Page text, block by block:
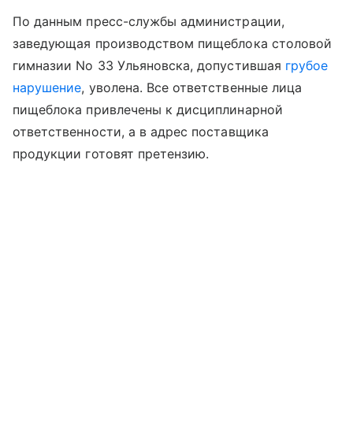
По данным пресс-службы администрации,
заведующая производством пищеблока столовой
гимназии No 33 Ульяновска, допустившая грубое
нарушение, уволена. Все ответственные лица
пищеблока привлечены к дисциплинарной
ответственности, а в адрес поставщика
продукции готовят претензию.